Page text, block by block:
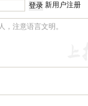
新用户注册